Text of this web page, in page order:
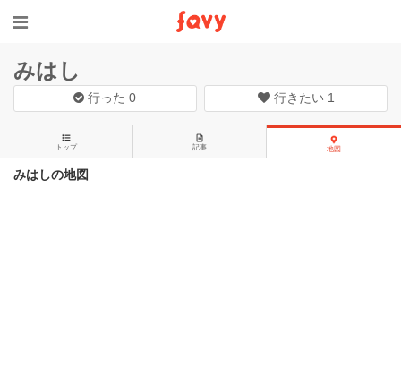
みはし
行った0 行きたい 1
トップ 記事 地図
みはしの地図